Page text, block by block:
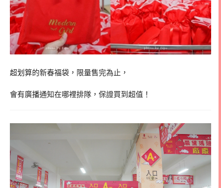
超划算的新春福袋，限量售完為止，
會有廣播通知在哪裡排隊，保證買到超值！